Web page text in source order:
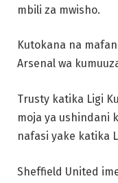
mbili za mwisho.
Kutokana na
Arsenal wa
Trusty katika Ligi
moja ya ushindani
nafasi yake katika
Sheffield United